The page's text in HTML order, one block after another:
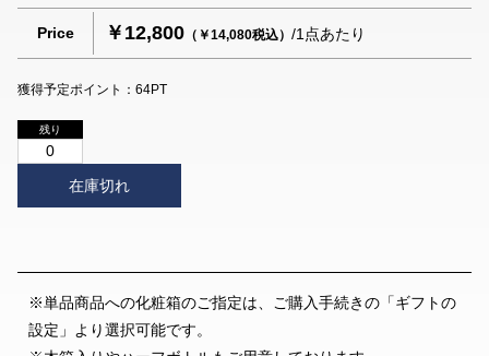
Price ￥12,800 （￥14,080税込） /1点あたり
獲得予定ポイント：64PT
残り
0
在庫切れ
※単品商品への化粧箱のご指定は、ご購入手続きの「ギフトの
設定」より選択可能です。